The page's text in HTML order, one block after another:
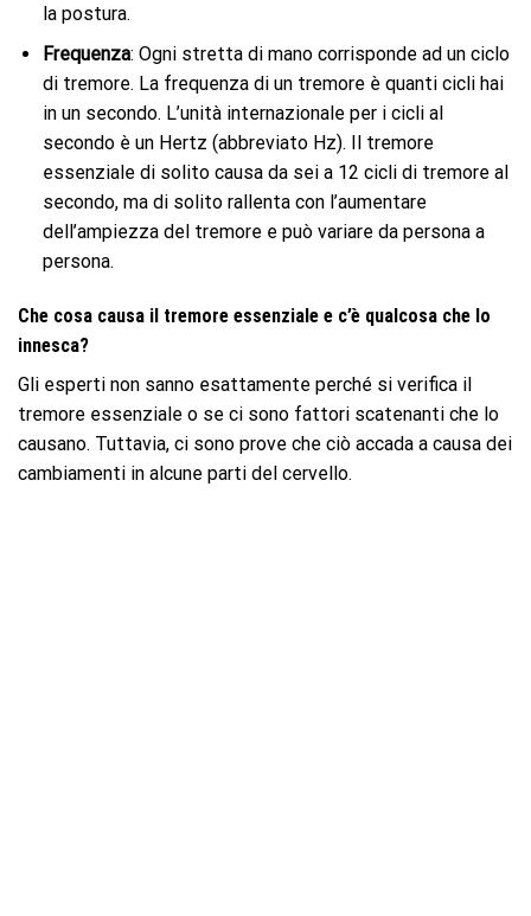
la postura.
Frequenza: Ogni stretta di mano corrisponde ad un ciclo
di tremore. La frequenza di un tremore è quanti cicli hai
in un secondo. L’unità internazionale per i cicli al
secondo è un Hertz (abbreviato Hz). Il tremore
essenziale di solito causa da sei a 12 cicli di tremore al
secondo, ma di solito rallenta con l’aumentare
dell’ampiezza del tremore e può variare da persona a
persona.
Che cosa causa il tremore essenziale e c’è qualcosa che lo
innesca?
Gli esperti non sanno esattamente perché si verifica il
tremore essenziale o se ci sono fattori scatenanti che lo
causano. Tuttavia, ci sono prove che ciò accada a causa dei
cambiamenti in alcune parti del cervello.